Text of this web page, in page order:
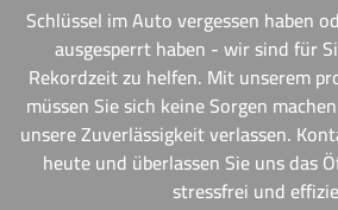
Schlüssel im Auto vergessen haben
ausgesperrt haben - wir sind für
Rekordzeit zu helfen. Mit unserem
müssen Sie sich keine Sorgen
unsere Zuverlässigkeit verlassen.
heute und überlassen Sie uns das
stressfrei und